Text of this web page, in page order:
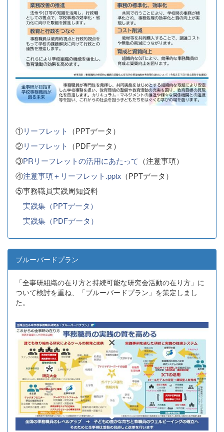
①リーフレット （PPTデータ）
②リーフレット （PDFデータ）
③PRリーフレットの活用にあたって （注意事項）
④注意事項＋リーフレット.pptx （PPTデータ）
⑤事務職員実践周知資料
実践集（PPTデータ）
実践集（PDFデータ）
ブルーバードプラン
「全事研組織の在り方と持続可能な研究会活動の在り方」に
ついて検討を重ね、「ブルーバードプラン」を策定しまし
た。